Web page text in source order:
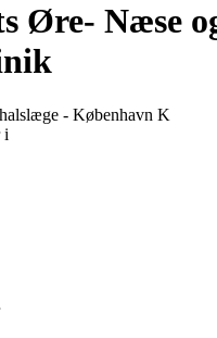
Øre- Næse
- København K
i